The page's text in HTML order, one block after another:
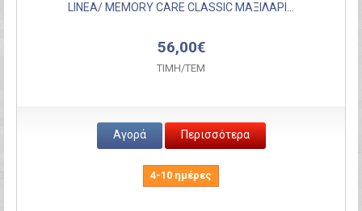
LINEA/ MEMORY CARE CLASSIC ΜΑΞΙΛΑΡΙ...
56,00€
ΤΙΜH/ΤΕΜ
Αγορά Περισσότερα
4-10 ημέρες